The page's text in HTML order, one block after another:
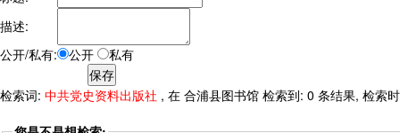
描述:
公开/私有:
公开 私有
检索词: 中共党史资料出版社 , 在 合浦县图书馆 检索到: 0 条结果, 检索